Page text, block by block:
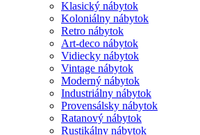
Klasický nábytok
Koloniálny nábytok
Retro nábytok
Art-deco nábytok
Vidiecky nábytok
Vintage nábytok
Moderný nábytok
Industriálny nábytok
Provensálsky nábytok
Ratanový nábytok
Rustikálny nábytok